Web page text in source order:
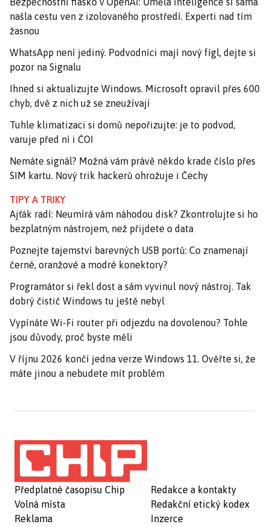
našla cestu ven z izolovaného prostředí. Experti nad tím
žasnou
WhatsApp není jediný. Podvodníci mají nový fígl, dejte si
pozor na Signalu
Ihned si aktualizujte Windows. Microsoft opravil přes 600
chyb, dvě z nich už se zneužívají
Tuhle klimatizaci si domů nepořizujte: je to podvod,
varuje před ní i ČOI
Nemáte signál? Možná vám právě někdo krade číslo přes
SIM kartu. Nový trik hackerů ohrožuje i Čechy
TIPY A TRIKY
Ajťák radí: Neumírá vám náhodou disk? Zkontrolujte si ho
bezplatným nástrojem, než přijdete o data
Poznejte tajemství barevných USB portů: Co znamenají
černé, oranžové a modré konektory?
Programátor si řekl dost a sám vyvinul nový nástroj. Tak
dobrý čistič Windows tu ještě nebyl
Vypínáte Wi-Fi router při odjezdu na dovolenou? Tohle
jsou důvody, proč byste měli
V říjnu 2026 končí jedna verze Windows 11. Ověřte si, že
máte jinou a nebudete mít problém
Předplatné časopisu Chip
Volná místa
Reklama
Redakce a kontakty
Redakční etický kodex
Inzerce